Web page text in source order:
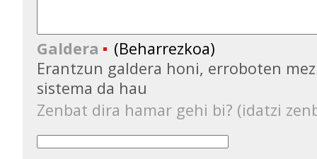
Galdera
(Beharrezkoa)
Erantzun galdera honi, erroboten
sistema da hau
Zenbat dira hamar gehi bi? (idatzi